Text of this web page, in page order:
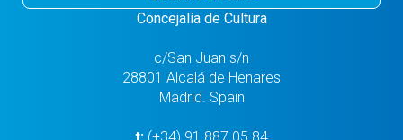
Concejalía de Cultura
c/San Juan s/n
28801 Alcalá de Henares
Madrid. Spain